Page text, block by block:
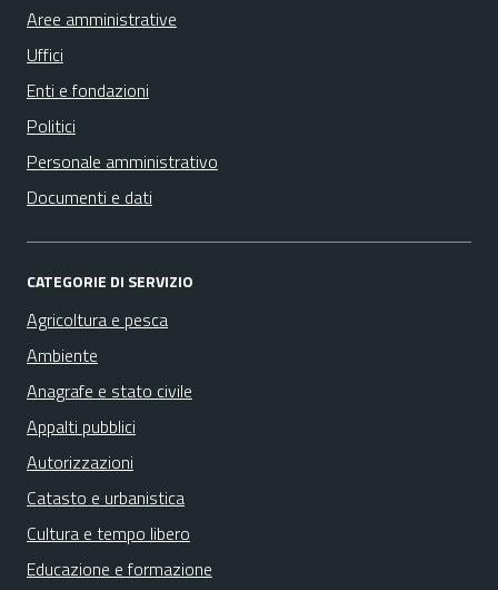
Aree amministrative
Uffici
Enti e fondazioni
Politici
Personale amministrativo
Documenti e dati
CATEGORIE DI SERVIZIO
Agricoltura e pesca
Ambiente
Anagrafe e stato civile
Appalti pubblici
Autorizzazioni
Catasto e urbanistica
Cultura e tempo libero
Educazione e formazione